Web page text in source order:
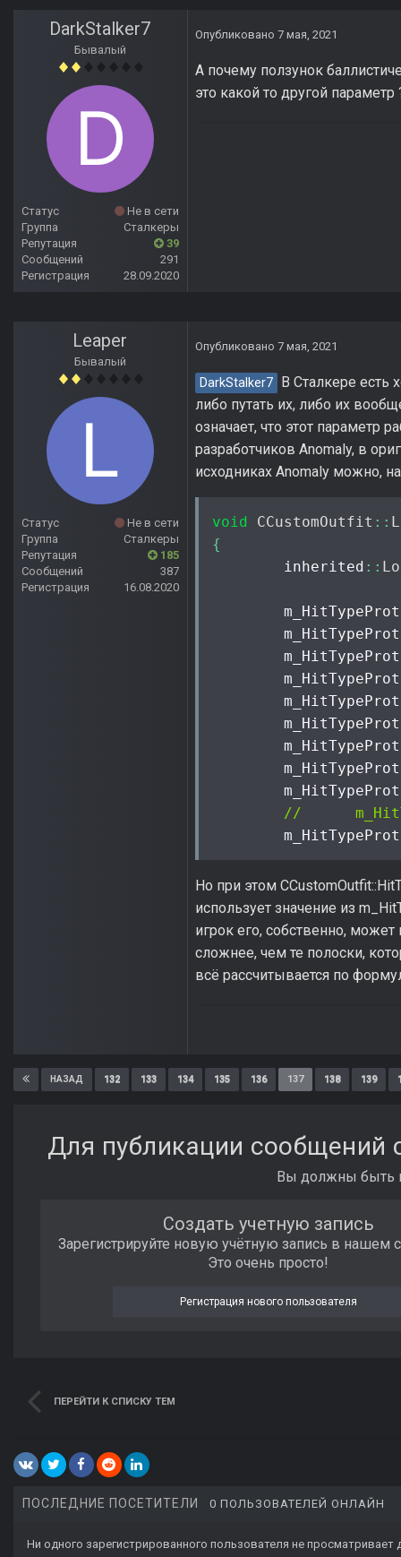
DarkStalker7
Бывалый
Статус
Не в сети
Группа
Сталкеры
Репутация
39
Сообщений
291
Регистрация
28.09.2020
Опубликовано 7 мая, 2021
А почему ползунок
это какой то другой
Leaper
Бывалый
Статус
Не в сети
Группа
Сталкеры
Репутация
185
Сообщений
387
Регистрация
16.08.2020
Опубликовано 7 мая, 2021
DarkStalker7
В Сталкере есть
либо путать их, либо их
означает, что этот параметр
разработчиков Anomaly, в
исходниках Anomaly можно,
void CCustomOutfit ::
{
	inherited
::
//
Но при этом
использует значение из
игрок его, собственно,
сложнее, чем те полоски,
всё рассчитывается по
НАЗАД 132 133 134 135 136 137 138 139
Для публикации сообщений
Вы должны быть
Создать учетную запись
Зарегистрируйте новую учётную запись в нашем
Это очень просто!
Регистрация нового пользователя
ПЕРЕЙТИ К СПИСКУ ТЕМ
ПОСЛЕДНИЕ ПОСЕТИТЕЛИ 0 ПОЛЬЗОВАТЕЛЕЙ ОНЛАЙН
Ни одного зарегистрированного пользователя не просматривает